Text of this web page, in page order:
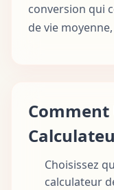
conversion qui
de vie
Choisissez
calculateur